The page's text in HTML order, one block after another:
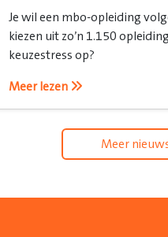
Je wil een mbo-opleiding
kiezen uit zo’n 1.150
keuzestress op?
Meer lezen
Meer